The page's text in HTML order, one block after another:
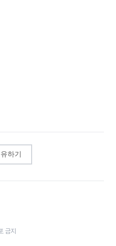
하기
금지